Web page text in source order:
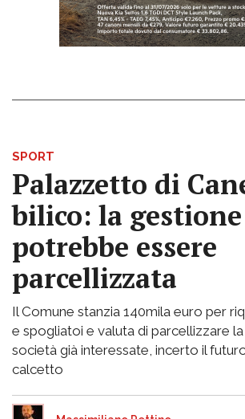
SPORT
Palazzetto di
bilico: la gestione
potrebbe essere
parcellizzata
Il Comune stanzia 140mila euro per
e spogliatoi e valuta di parcellizzare
società già interessate, incerto il
calcetto